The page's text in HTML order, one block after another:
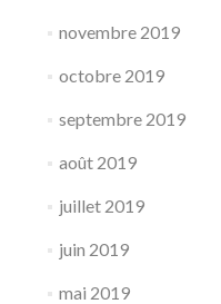
novembre 2019
octobre 2019
septembre 2019
août 2019
juillet 2019
juin 2019
mai 2019